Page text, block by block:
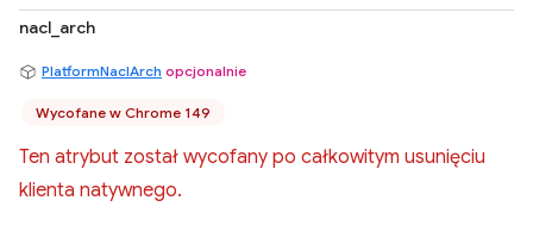
nacl_arch
PlatformNaclArch opcjonalnie
Wycofane w Chrome 149
Ten atrybut został wycofany po całkowitym usunięciu
klienta natywnego.